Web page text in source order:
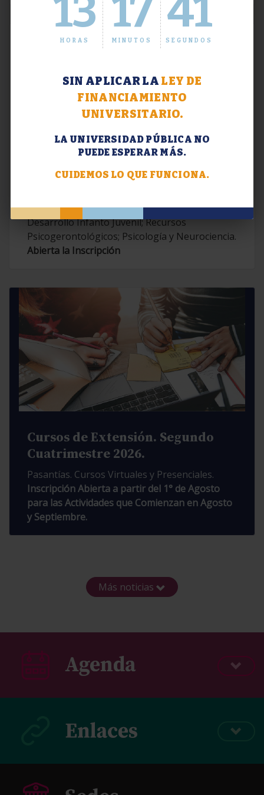
13
HORAS
17
MINUTOS
41
SEGUNDOS
SIN APLICAR LA LEY DE
FINANCIAMIENTO
UNIVERSITARIO.
LA UNIVERSIDAD PÚBLICA NO
PUEDE ESPERAR MÁS.
CUIDEMOS LO QUE FUNCIONA.
Extensión. Diplomaturas 2026.
Contemporáneas; Problemáticas en el
Desarrollo Infanto Juvenil; Recursos
Psicogerontológicos; Psicología y Neurociencia.
Abierta la Inscripción
Cursos de Extensión. Segundo
Cuatrimestre 2026.
Pasantías. Cursos Virtuales y Presenciales.
Inscripción Abierta a partir del 1° de Agosto
para las Actividades que Comienzan en Agosto
y Septiembre.
Más noticias